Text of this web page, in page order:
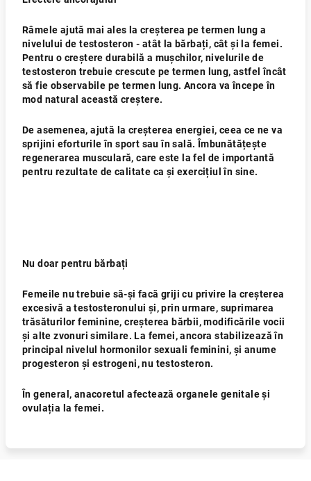
Râmele ajută mai ales la creșterea pe termen lung a
nivelului de testosteron - atât la bărbați, cât și la femei.
Pentru o creștere durabilă a mușchilor, nivelurile de
testosteron trebuie crescute pe termen lung, astfel încât
să fie observabile pe termen lung. Ancora va începe în
mod natural această creștere.
De asemenea, ajută la creșterea energiei, ceea ce ne va
sprijini eforturile în sport sau în sală. Îmbunătățește
regenerarea musculară, care este la fel de importantă
pentru rezultate de calitate ca și exercițiul în sine.
Nu doar pentru bărbați
Femeile nu trebuie să-și facă griji cu privire la creșterea
excesivă a testosteronului și, prin urmare, suprimarea
trăsăturilor feminine, creșterea bărbii, modificările vocii
și alte zvonuri similare. La femei, ancora stabilizează în
principal nivelul hormonilor sexuali feminini, și anume
progesteron și estrogeni, nu testosteron.
În general, anacoretul afectează organele genitale și
ovulația la femei.